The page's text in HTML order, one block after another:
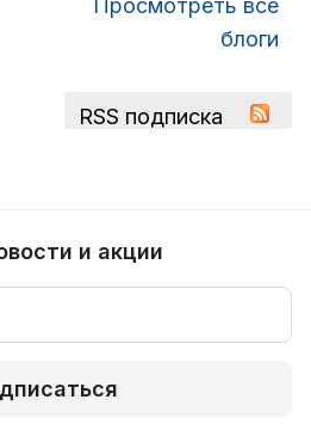
Просмотреть все
блоги
RSS подписка
и акции